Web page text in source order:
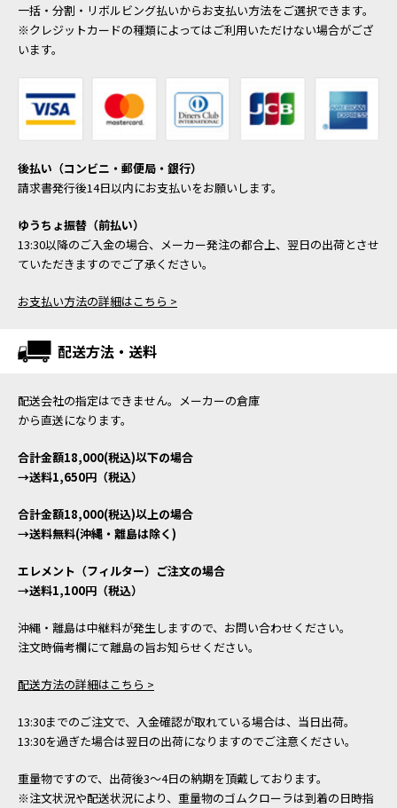
一括・分割・リボルビング払いからお支払い方法をご選択できます。
※クレジットカードの種類によってはご利用いただけない場合がござ
います。
後払い（コンビニ・郵便局・銀行）
請求書発行後14日以内にお支払いをお願いします。
ゆうちょ振替（前払い）
13:30以降のご入金の場合、メーカー発注の都合上、翌日の出荷とさせ
ていただきますのでご了承ください。
お支払い方法の詳細はこちら >
配送方法・送料
配送会社の指定はできません。メーカーの倉庫
から直送になります。
合計金額18,000(税込)以下の場合
→送料1,650円（税込）
合計金額18,000(税込)以上の場合
→送料無料(沖縄・離島は除く)
エレメント（フィルター）ご注文の場合
→送料1,100円（税込）
沖縄・離島は中継料が発生しますので、お問い合わせください。
注文時備考欄にて離島の旨お知らせください。
配送方法の詳細はこちら >
13:30までのご注文で、入金確認が取れている場合は、当日出荷。
13:30を過ぎた場合は翌日の出荷になりますのでご注意ください。
重量物ですので、出荷後3～4日の納期を頂戴しております。
※注文状況や配送状況により、重量物のゴムクローラは到着の日時指